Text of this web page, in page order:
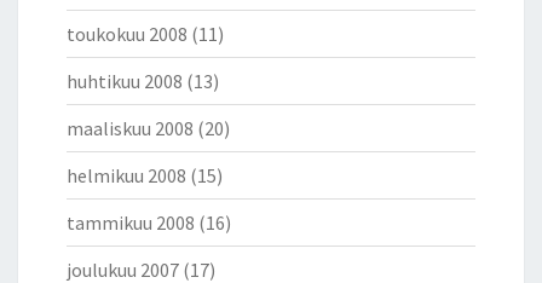
toukokuu 2008 (11)
huhtikuu 2008 (13)
maaliskuu 2008 (20)
helmikuu 2008 (15)
tammikuu 2008 (16)
joulukuu 2007 (17)